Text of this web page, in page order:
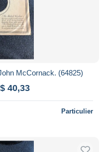
McCornack. (64825)
40,33
Particulier